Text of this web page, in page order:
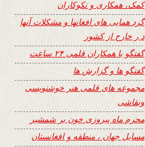
کمک، همکاری و نکوکاران
گرد همایی های افغانها و مشکلات آنها
د ر خارج از کشور
گفتگو با همکاران قلمی ۲۴ ساعت
گفتگو ها و گزارش ها
مجموعه های قلمی هنر خوشنویسی
ونقاشی
محرم ماه پیروزی خون بر شمشیر
مسایل جهان ، منطقه و افغانستان